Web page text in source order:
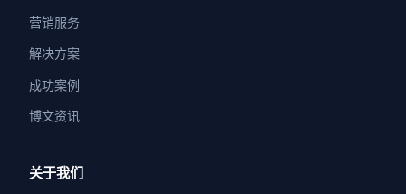
营销服务
解决方案
成功案例
博文资讯
关于我们